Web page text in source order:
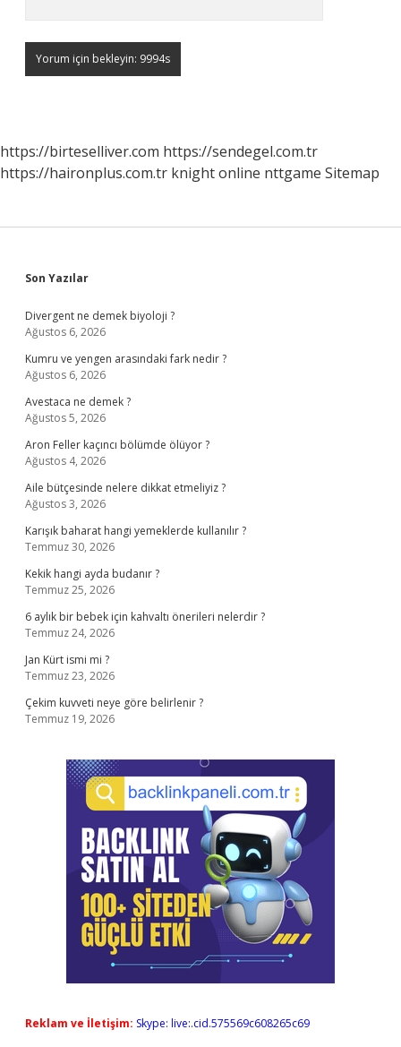
https://birteselliver.com https://sendegel.com.tr
https://haironplus.com.tr knight online nttgame Sitemap
Sidebar
Son Yazılar
Divergent ne demek biyoloji ?
Ağustos 6, 2026
Kumru ve yengen arasındaki fark nedir ?
Ağustos 6, 2026
Avestaca ne demek ?
Ağustos 5, 2026
Aron Feller kaçıncı bölümde ölüyor ?
Ağustos 4, 2026
Aile bütçesinde nelere dikkat etmeliyiz ?
Ağustos 3, 2026
Karışık baharat hangi yemeklerde kullanılır ?
Temmuz 30, 2026
Kekik hangi ayda budanır ?
Temmuz 25, 2026
6 aylık bir bebek için kahvaltı önerileri nelerdir ?
Temmuz 24, 2026
Jan Kürt ismi mi ?
Temmuz 23, 2026
Çekim kuvveti neye göre belirlenir ?
Temmuz 19, 2026
Reklam ve İletişim: Skype: live:.cid.575569c608265c69